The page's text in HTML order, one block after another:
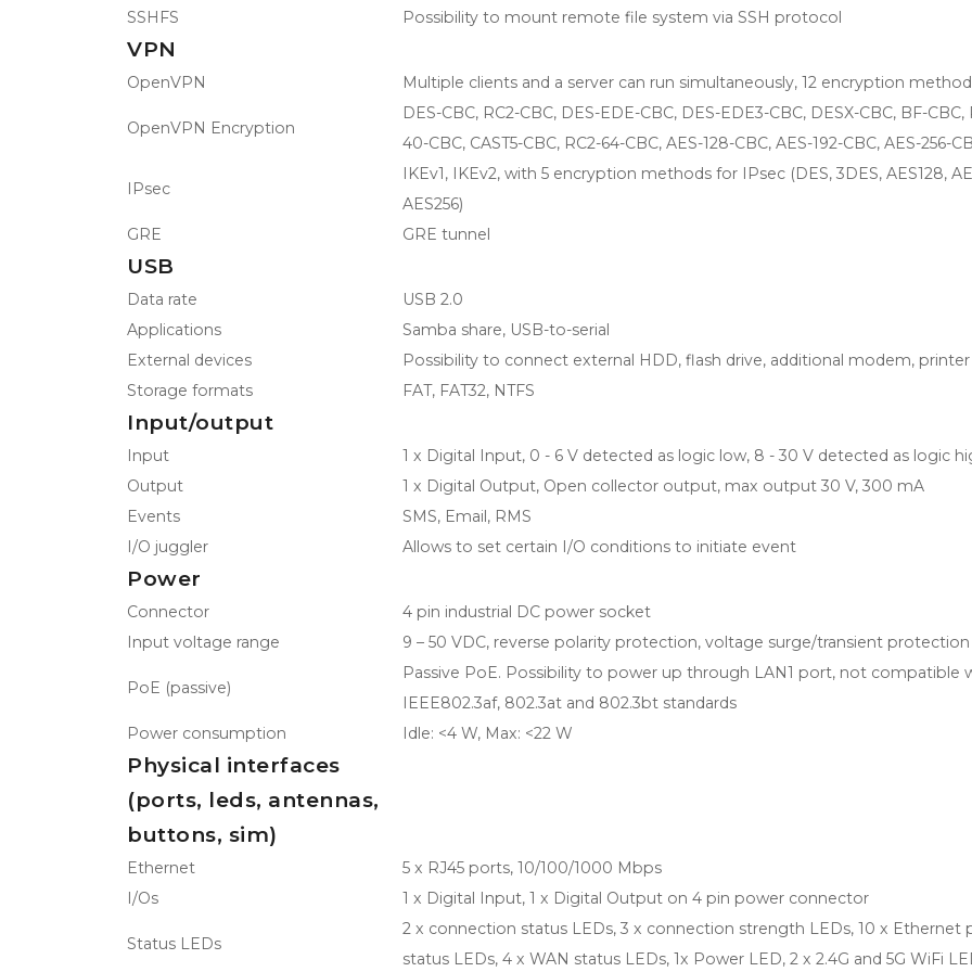
SSHFS
Possibility to mount remote file system via SSH protocol
VPN
OpenVPN Multiple clients and a server can run simultaneously, 12 encryption
OpenVPN Encryption
DES-CBC, RC2-CBC, DES-EDE-CBC, DES-EDE3-CBC, DESX-CBC, BF-CBC,
40-CBC, CAST5-CBC, RC2-64-CBC, AES-128-CBC, AES-192-CBC, AES-256-
IPsec
IKEv1, IKEv2, with 5 encryption methods for IPsec (DES, 3DES, AES128,
AES256)
GRE
GRE tunnel
USB
Data rate
USB 2.0
Applications
Samba share, USB-to-serial
External devices
Possibility to connect external HDD, flash drive, additional modem, printer
Storage formats
FAT, FAT32, NTFS
Input/output
Input
1 x Digital Input, 0 - 6 V detected as logic low, 8 - 30 V detected as logic
Output
1 x Digital Output, Open collector output, max output 30 V, 300 mA
Events
SMS, Email, RMS
I/O juggler
Allows to set certain I/O conditions to initiate event
Power
Connector
4 pin industrial DC power socket
Input voltage range
9 – 50 VDC, reverse polarity protection, voltage surge/transient protection
PoE (passive)
Passive PoE. Possibility to power up through LAN1 port, not compatible
IEEE802.3af, 802.3at and 802.3bt standards
Power consumption
Idle: <4 W, Max: <22 W
Physical interfaces
(ports, leds, antennas,
buttons, sim)
Ethernet
5 x RJ45 ports, 10/100/1000 Mbps
I/Os
1 x Digital Input, 1 x Digital Output on 4 pin power connector
Status LEDs
2 x connection status LEDs, 3 x connection strength LEDs, 10 x Ethernet
status LEDs, 4 x WAN status LEDs, 1x Power LED, 2 x 2.4G and 5G WiFi